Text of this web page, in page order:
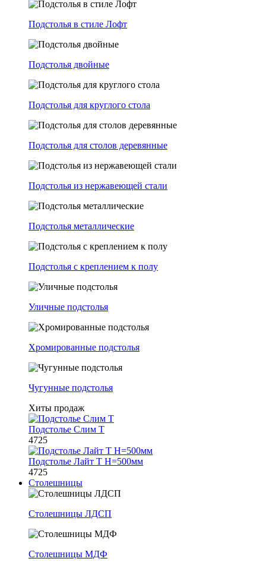
Подстолья в стиле Лофт
Подстолья двойные
Подстолья для круглого стола
Подстолья для столов деревянные
Подстолья из нержавеющей стали
Подстолья металлические
Подстолья с креплением к полу
Уличные подстолья
Хромированные подстолья
Чугунные подстолья
Хиты продаж
Подстолье Слим Т
4725
Подстолье Лайт Т H=500мм
4725
Столешницы
Столешницы ЛДСП
Столешницы МДФ